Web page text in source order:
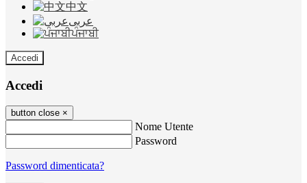
中文
عربى
ਪੰਜਾਬੀ
Accedi
Accedi
button close ×
Nome Utente
Password
Password dimenticata?